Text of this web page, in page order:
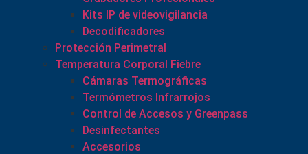
Kits IP de videovigilancia
Decodificadores
Protección Perimetral
Temperatura Corporal Fiebre
Cámaras Termográficas
Termómetros Infrarrojos
Control de Accesos y Greenpass
Desinfectantes
Accesorios